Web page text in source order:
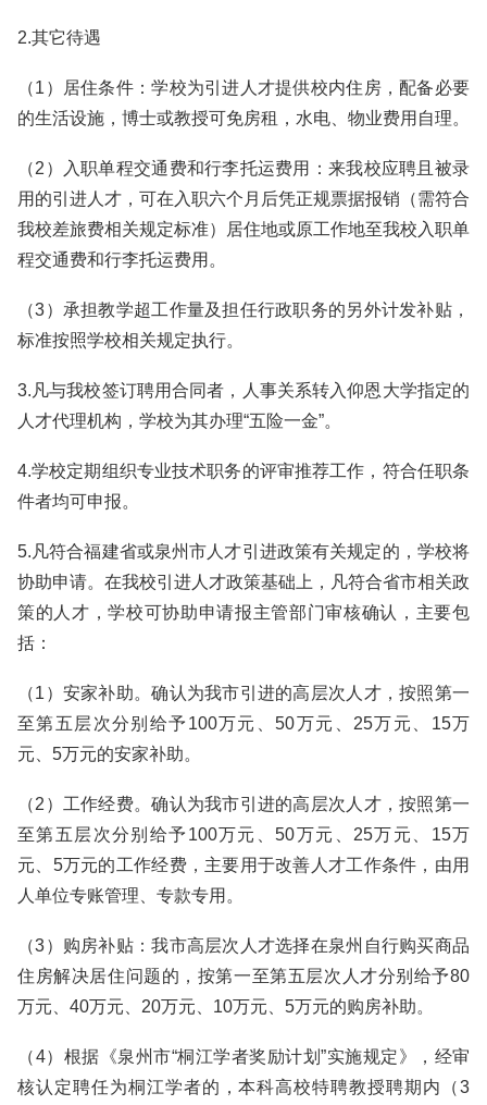
2.其它待遇
（1）居住条件：学校为引进人才提供校内住房，配备必要
的生活设施，博士或教授可免房租，水电、物业费用自理。
（2）入职单程交通费和行李托运费用：来我校应聘且被录
用的引进人才，可在入职六个月后凭正规票据报销（需符合
我校差旅费相关规定标准）居住地或原工作地至我校入职单
程交通费和行李托运费用。
（3）承担教学超工作量及担任行政职务的另外计发补贴，
标准按照学校相关规定执行。
3.凡与我校签订聘用合同者，人事关系转入仰恩大学指定的
人才代理机构，学校为其办理“五险一金”。
4.学校定期组织专业技术职务的评审推荐工作，符合任职条
件者均可申报。
5.凡符合福建省或泉州市人才引进政策有关规定的，学校将
协助申请。在我校引进人才政策基础上，凡符合省市相关政
策的人才，学校可协助申请报主管部门审核确认，主要包
括：
（1）安家补助。确认为我市引进的高层次人才，按照第一
至第五层次分别给予100万元、50万元、25万元、15万
元、5万元的安家补助。
（2）工作经费。确认为我市引进的高层次人才，按照第一
至第五层次分别给予100万元、50万元、25万元、15万
元、5万元的工作经费，主要用于改善人才工作条件，由用
人单位专账管理、专款专用。
（3）购房补贴：我市高层次人才选择在泉州自行购买商品
住房解决居住问题的，按第一至第五层次人才分别给予80
万元、40万元、20万元、10万元、5万元的购房补助。
（4）根据《泉州市“桐江学者奖励计划”实施规定》，经审
核认定聘任为桐江学者的，本科高校特聘教授聘期内（3